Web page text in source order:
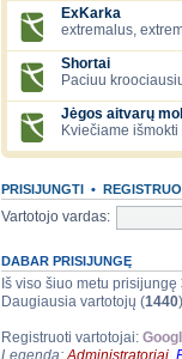
ExKarka
extremalus,
Shortai
Paciuu
Jėgos aitvarų
Kviečiame
PRISIJUNGTI •
Vartotojo vardas:
DABAR PRISIJUNGĘ
Iš viso šiuo metu prisijungę
Daugiausia vartotojų (1440
Registruoti vartotojai:
Legenda: Administratoriai